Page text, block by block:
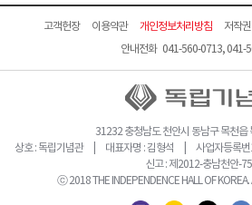
고객헌장 이용약관 개인정보처리방침 저작
안내전화 041-560-0713, 041-
31232 충청남도 천안시 동남구 목천읍
상호 : 독립기념관 | 대표자명 : 김형석 | 사업자등록
신고 : 제2012-충남천안-
ⓒ 2018 THE INDEPENDENCE HALL OF KOREA.